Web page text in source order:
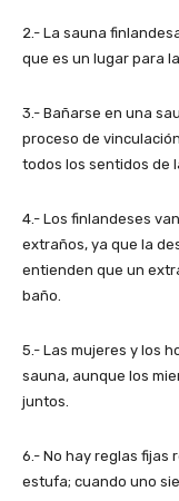
2.- La sauna
que es un lugar para
3.- Bañarse en una
proceso de
todos los sentidos de
4.- Los finlandeses
extraños, ya que la
entienden que un
baño.
5.- Las mujeres y los
sauna, aunque los
juntos.
6.- No hay reglas fijas
estufa; cuando uno